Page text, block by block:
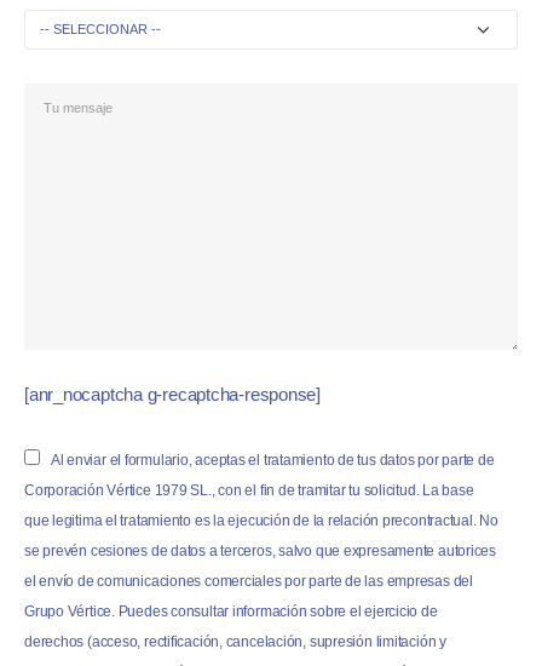
[anr_nocaptcha g-recaptcha-response]
Al enviar el formulario, aceptas el tratamiento de tus datos por parte de
Corporación Vértice 1979 SL., con el fin de tramitar tu solicitud. La base
que legitima el tratamiento es la ejecución de la relación precontractual. No
se prevén cesiones de datos a terceros, salvo que expresamente autorices
el envío de comunicaciones comerciales por parte de las empresas del
Grupo Vértice. Puedes consultar información sobre el ejercicio de
derechos (acceso, rectificación, cancelación, supresión limitación y